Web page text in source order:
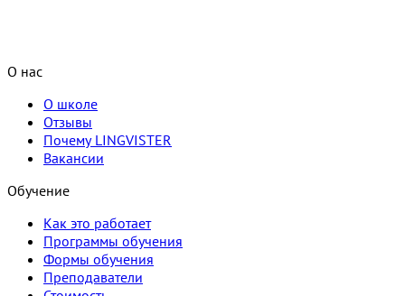
О нас
О школе
Отзывы
Почему LINGVISTER
Вакансии
Обучение
Как это работает
Программы обучения
Формы обучения
Преподаватели